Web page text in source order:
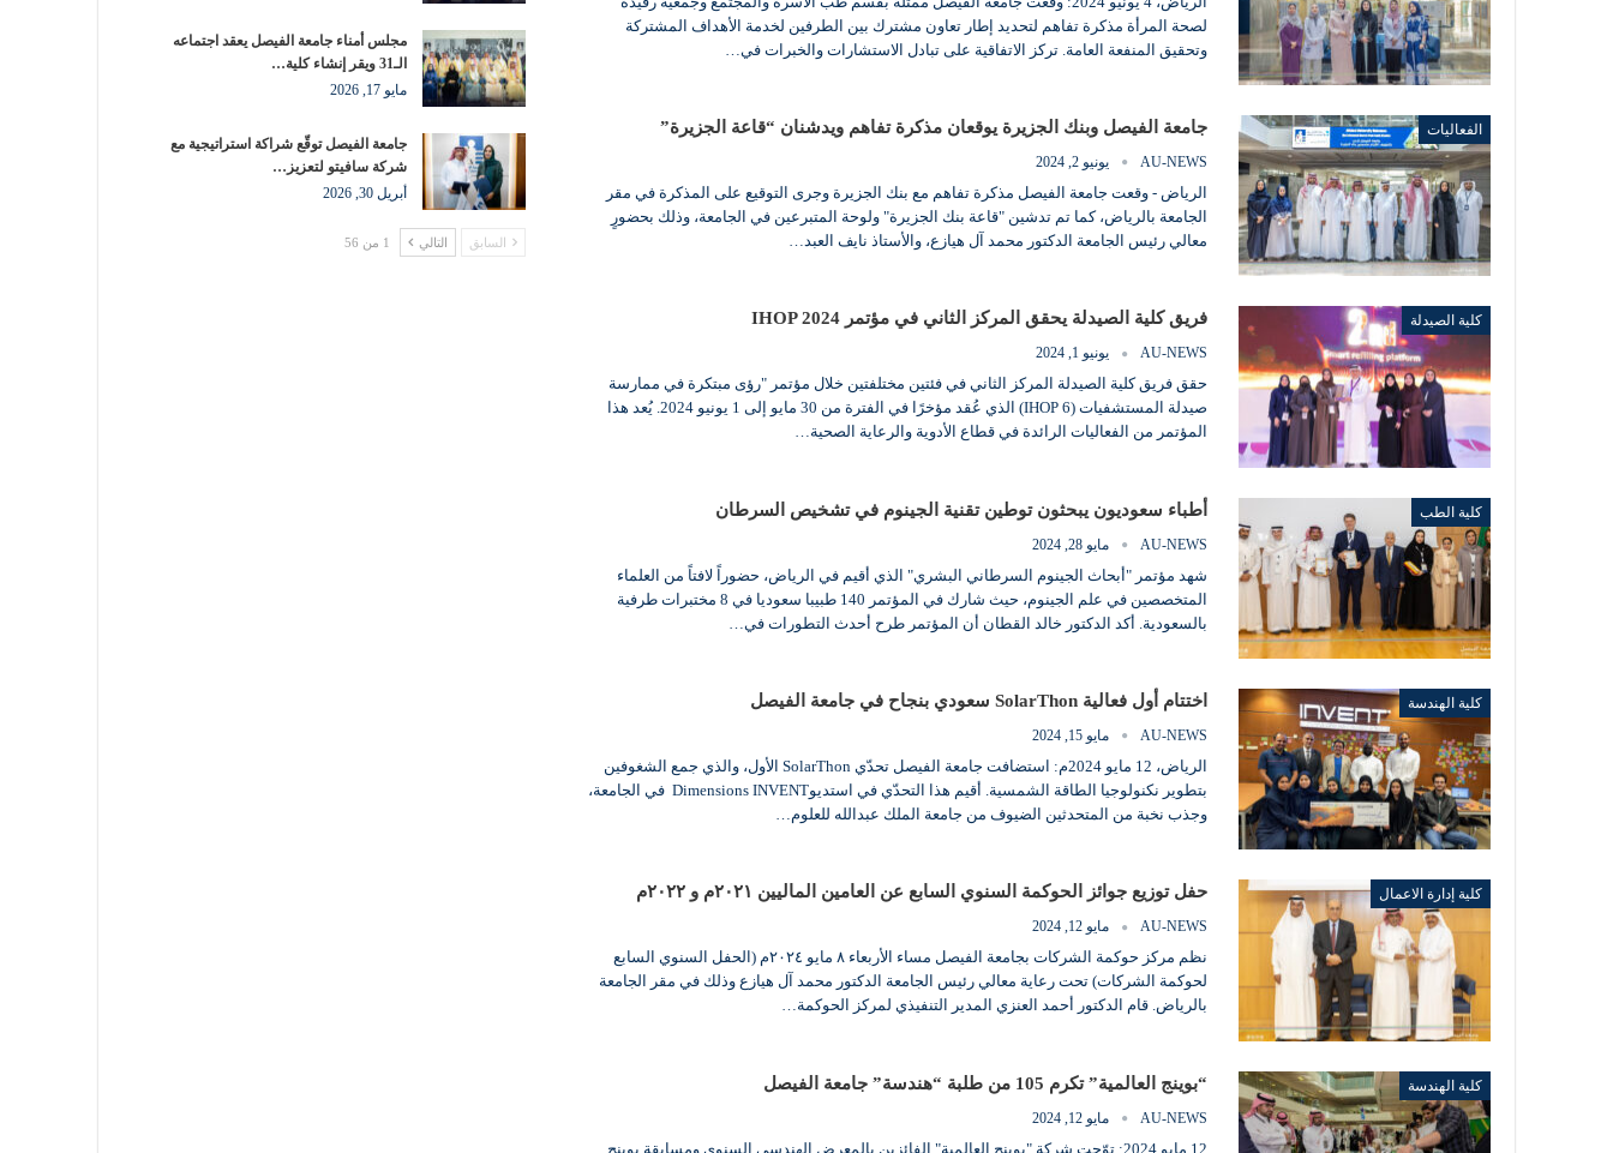
لصحة المرأة مذكرة تفاهم لتحديد إطار تعاون مشترك بين الطرفين لخدمة الأهداف المشتركة
وتحقيق المنفعة العامة. تركز الاتفاقية على تبادل الاستشارات والخبرات في…
الفعاليات جامعة الفيصل وبنك الجزيرة يوقعان مذكرة تفاهم ويدشنان “قاعة الجزيرة”
AU-NEWS يونيو 2, 2024
الرياض - وقعت جامعة الفيصل مذكرة تفاهم مع بنك الجزيرة وجرى التوقيع على المذكرة في مقر
الجامعة بالرياض، كما تم تدشين "قاعة بنك الجزيرة" ولوحة المتبرعين في الجامعة، وذلك بحضورٍ
معالي رئيس الجامعة الدكتور محمد آل هيازع، والأستاذ نايف العبد…
كلية الصيدلة فريق كلية الصيدلة يحقق المركز الثاني في مؤتمر IHOP 2024
AU-NEWS يونيو 1, 2024
حقق فريق كلية الصيدلة المركز الثاني في فئتين مختلفتين خلال مؤتمر "رؤى مبتكرة في ممارسة
صيدلة المستشفيات (IHOP 6) الذي عُقد مؤخرًا في الفترة من 30 مايو إلى 1 يونيو 2024. يُعد هذا
المؤتمر من الفعاليات الرائدة في قطاع الأدوية والرعاية الصحية…
كلية الطب أطباء سعوديون يبحثون توطين تقنية الجينوم في تشخيص السرطان
AU-NEWS مايو 28, 2024
شهد مؤتمر "أبحاث الجينوم السرطاني البشري" الذي أقيم في الرياض، حضوراً لافتاً من العلماء
المتخصصين في علم الجينوم، حيث شارك في المؤتمر 140 طبيبا سعوديا في 8 مختبرات طرفية
بالسعودية. أكد الدكتور خالد القطان أن المؤتمر طرح أحدث التطورات في…
كلية الهندسة اختتام أول فعالية SolarThon سعودي بنجاح في جامعة الفيصل
AU-NEWS مايو 15, 2024
الرياض، 12 مايو 2024م: استضافت جامعة الفيصل تحدّي SolarThon الأول، والذي جمع الشغوفين
بتطوير نكنولوجيا الطاقة الشمسية. أقيم هذا التحدّي في استديوDimensions INVENT في الجامعة،
وجذب نخبة من المتحدثين الضيوف من جامعة الملك عبدالله للعلوم…
كلية إدارة الاعمال حفل توزيع جوائز الحوكمة السنوي السابع عن العامين الماليين ٢٠٢١م و ٢٠٢٢م
AU-NEWS مايو 12, 2024
نظم مركز حوكمة الشركات بجامعة الفيصل مساء الأربعاء ٨ مايو ٢٠٢٤م (الحفل السنوي السابع
لحوكمة الشركات) تحت رعاية معالي رئيس الجامعة الدكتور محمد آل هيازع وذلك في مقر الجامعة
بالرياض. قام الدكتور أحمد العنزي المدير التنفيذي لمركز الحوكمة…
كلية الهندسة “بوينج العالمية” تكرم 105 من طلبة “هندسة” جامعة الفيصل
AU-NEWS مايو 12, 2024
12 مايو 2024: توّجت شركة "بوينج العالمية" الفائزين بالمعرض الهندسي السنوي ومسابقة بوينج
مجلس أمناء جامعة الفيصل يعقد اجتماعه
الـ31 ويقر إنشاء كلية…
مايو 17, 2026
جامعة الفيصل توقّع شراكة استراتيجية مع
شركة سافيتو لتعزيز…
أبريل 30, 2026
السابق التالي 1 من 56